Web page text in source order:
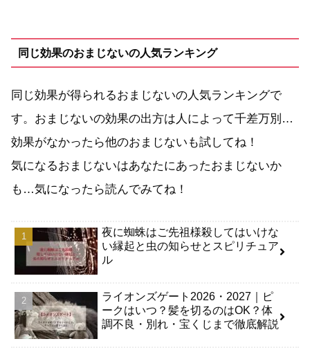
同じ効果のおまじないの人気ランキング
同じ効果が得られるおまじないの人気ランキングで
す。おまじないの効果の出方は人によって千差万別…
効果がなかったら他のおまじないも試してね！
気になるおまじないはあなたにあったおまじないか
も…気になったら読んでみてね！
夜に蜘蛛はご先祖様殺してはいけな
い縁起と虫の知らせとスピリチュア
ル
ライオンズゲート2026・2027｜ピ
ークはいつ？髪を切るのはOK？体
調不良・別れ・宝くじまで徹底解説